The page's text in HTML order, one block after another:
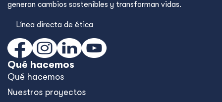
generan cambios sostenibles y transforman vidas.
Línea directa de ética
Qué hacemos
Qué hacemos
Nuestros proyectos